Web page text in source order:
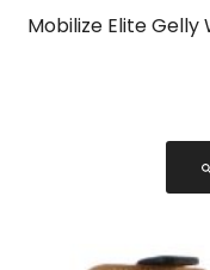
Mobilize Elite Gelly